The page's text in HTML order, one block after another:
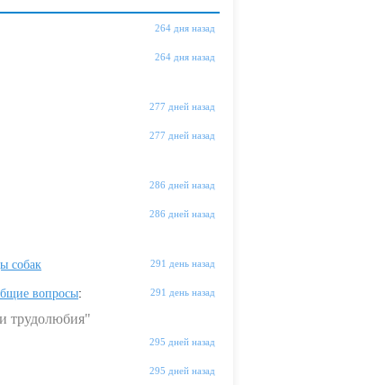
264 дня назад
264 дня назад
277 дней назад
277 дней назад
286 дней назад
286 дней назад
291 день назад
собак
291 день назад
вопросы:
трудолюбия"
295 дней назад
295 дней назад